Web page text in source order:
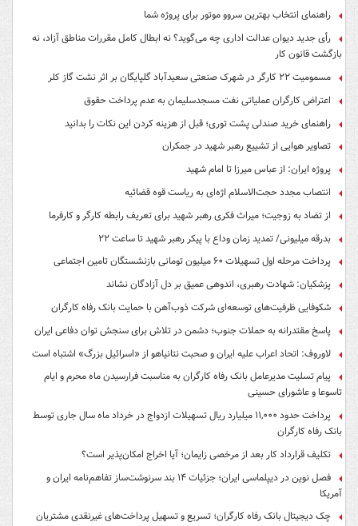
راهنمای انتخاب بهترین سروو موتور برای پروژه شما
رأی جدید دیوان عدالت اداری چه می‌گوید؟ نه ابطال کامل مقررات مناطق آزاد، نه
بازگشت قانون کار
مسمومیت ۲۲ کارگر در شهرک صنعتی سعیدآباد گلپایگان بر اثر نشت گاز کلر
اعتراض کارگران عملیاتی نفت مسجدسلیمان به عدم پرداخت حقوق
راهنمای خرید صندلی پشت توری؛ قبل از هزینه کردن این نکات را بدانید
تصاویر هوایی از تشییع رهبر شهید در جمکران
پروژه ایران: از عباس میرزا تا امام شهید
انتصاب مجدد حجت‌الاسلام اژه‌ای به ریاست قوه‌ قضائیه
از تضاد به زوجیت؛ میراث فکری رهبر شهید برای تعریف رابطه کارگر و کارفرما
بدرقه میلیونی/ تمدید زمان وداع با پیکر رهبر شهید تا ساعت ۲۲
پرداخت مرحله اول تسهیلات ۶۰ میلیون تومانی بازنشستگان تامین اجتماعی
پزشکیان: شهادت رهبری، اندوهی عمیق بر دل آزادگان نشاند
شکوفایی ظرفیت‌های توسعه‌ای شرکت ذوب‌آهن با حمایت‌ بانک رفاه کارگران
پاسخ مقتدرانه به حملات جنوب؛ دشمن در تلاش برای سنجش توان دفاعی ایران
لاوروف: اتحاد اعراب علیه ایران و صحبت نتانیاهو از «اسرائیل بزرگ» اشتباه است
پیام تسلیت مدیرعامل بانک رفاه کارگران به مناسبت فرارسیدن ماه محرم و ایام
تاسوعا و عاشورای حسینی
پرداخت حدود ۱۱,۰۰۰ میلیارد ریال تسهیلات ازدواج در خرداد ماه سال جاری توسط
بانک رفاه کارگران
تکلیف قرارداد کار بعد از مرخصی زایمان؛ آیا اخراج امکان‌پذیر است؟
فصل نوین در دیپلماسی ایران؛ جزئیات ۱۴ بند سرنوشت‌ساز تفاهم‌نامه ایران و
آمریکا
چک دیجیتال بانک رفاه کارگران؛ تسریع و تسهیل پرداخت‌های غیرنقدی مشتریان